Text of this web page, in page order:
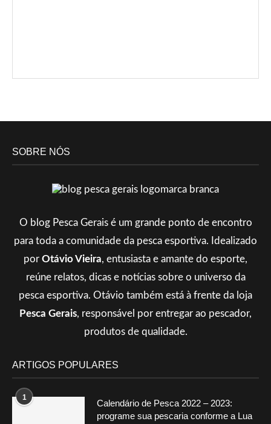
SOBRE NÓS
O blog Pesca Gerais é um grande ponto de encontro
para toda a comunidade da pesca esportiva. Idealizado
por Otávio Vieira, entusiasta e amante do esporte,
reúne relatos, dicas e notícias sobre o universo da
pesca esportiva. Otávio também está à frente da loja
Pesca Gerais, responsável por entregar ao pescador,
produtos de qualidade.
ARTIGOS POPULARES
1
Calendário de Pesca 2022 – 2023:
programe sua pescaria conforme a Lua